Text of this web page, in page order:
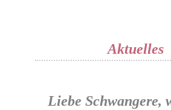
Aktuelles
Liebe Schwangere,